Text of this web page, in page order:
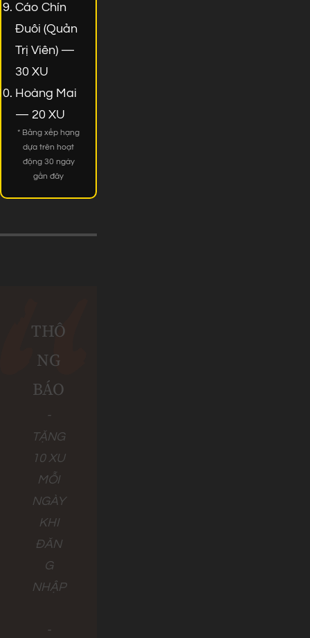
Cáo Chín
Đuôi (Quản
Trị Viên) —
30 XU
Hoàng Mai
— 20 XU
* Bảng xếp hạng
dựa trên hoạt
động 30 ngày
gần đây
THÔ
NG
BÁO
-
TẶNG
10 XU
MỖI
NGÀY
KHI
ĐĂN
G
NHẬP
-